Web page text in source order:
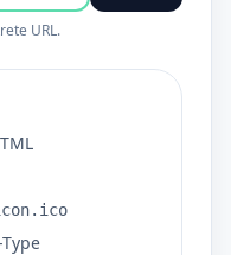
URL.